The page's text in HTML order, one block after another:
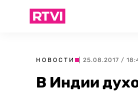
НОВОСТИ | 25.08.2017 /
В Индии